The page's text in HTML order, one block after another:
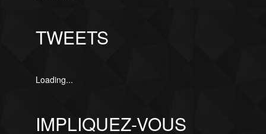
TWEETS
Loading...
IMPLIQUEZ-VOUS